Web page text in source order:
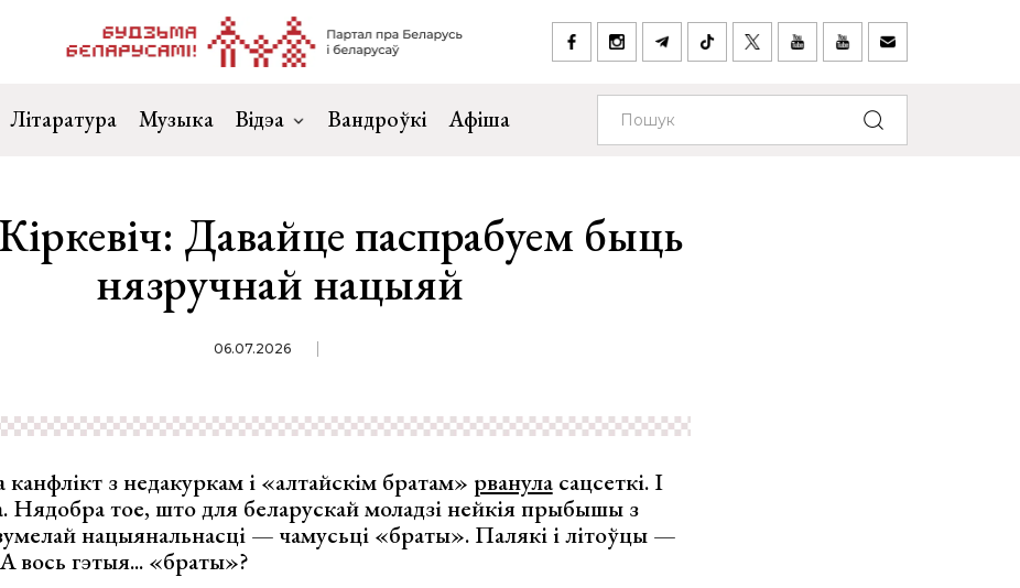
Літаратура Музыка Відэа Вандроўкі Афіша
Давайце паспрабуем быць
нязручнай нацыяй
06.07.2026
канфлікт з недакуркам і «алтайскім братам» рвануласацсеткі. І
Нядобра тое, што для беларускай моладзі нейкія прыбышы з
нацыянальнасці — чамусьці «браты». Палякі і літоўцы —
вось гэтыя... «браты»?